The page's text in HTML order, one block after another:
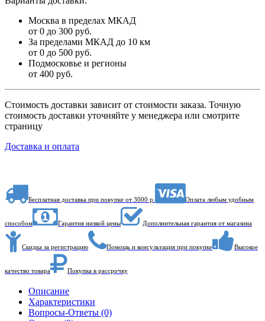
Москва в пределах МКАД
от 0 до 300 руб.
За пределами МКАД до 10 км
от 0 до 500 руб.
Подмосковье и регионы
от 400 руб.
Стоимость доставки зависит от стоимости заказа. Точную
стоимость доставки уточняйте у менеджера или смотрите
страницу
Доставка и оплата
Бесплатная доставка при покупке от 3000 р. Оплата любым удобным
способом Гарантия низкой цены Дополнительная гарантия от магазина
Скидка за регистрацию Помощь и консультация при покупке Высокое
качество товара Покупка в рассрочку
Описание
Характеристики
Вопросы-Ответы (0)